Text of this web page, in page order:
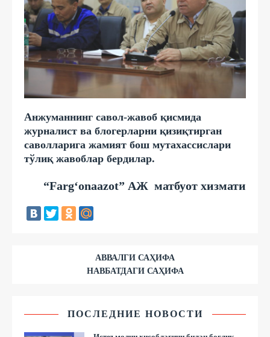
Анжуманнинг савол-жавоб қисмида
журналист ва блогерларни қизиқтирган
саволларига жамият бош мутахассислари
тўлиқ жавоблар бердилар.
“Farg‘onaazot” АЖ матбуот хизмати
АВВАЛГИ САҲИФА
НАВБАТДАГИ САҲИФА
ПОСЛЕДНИЕ НОВОСТИ